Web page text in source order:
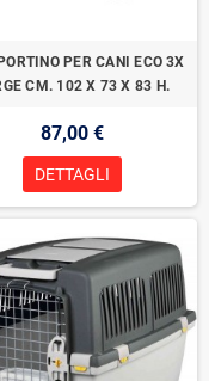
PER CANI ECO 3X
CM. 102 X 73 X 83 H.
87,00 €
DETTAGLI